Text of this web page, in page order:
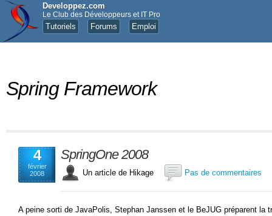
Developpez.com
Le Club des Développeurs et IT Pro
Tutoriels Forums Emploi
Spring Framework
4
février
2008
SpringOne 2008
Un article de Hikage Pas de commentaires
A peine sorti de JavaPolis, Stephan Janssen et le BeJUG préparent la